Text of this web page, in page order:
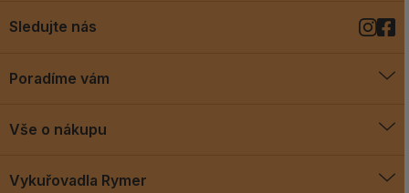
Poradíme vám
Blog
Vše o nákupu
Vykuřovadla Rymer
Sledujte nás